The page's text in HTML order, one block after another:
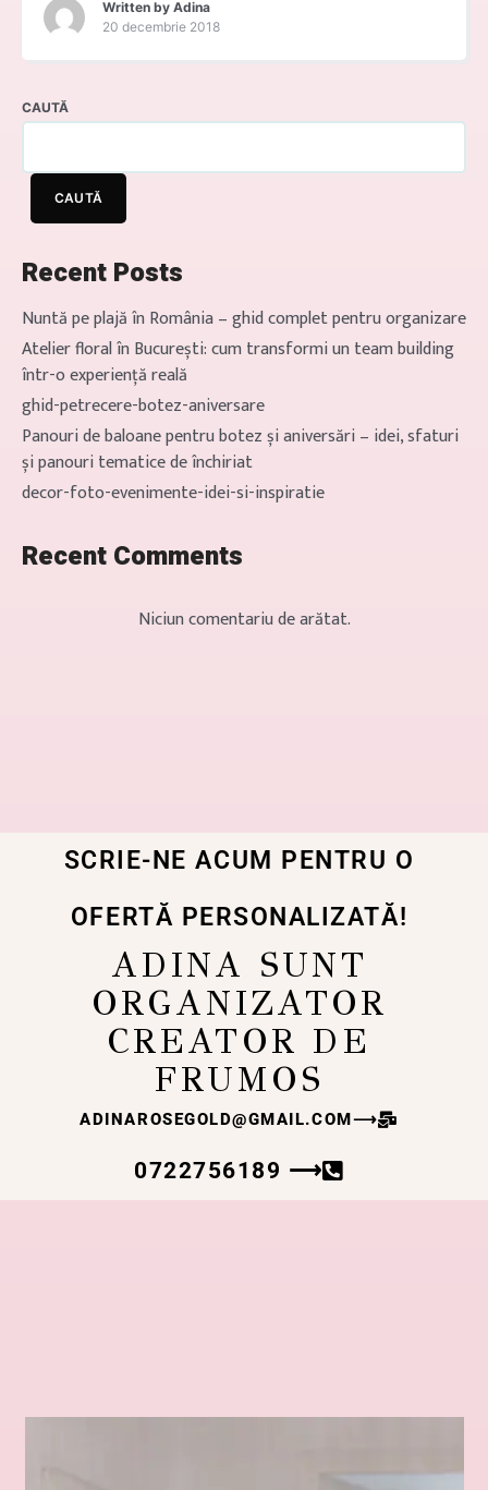
aici pentru a te sprijini în
solicita oferta! Previous Next
Daca sala in care va avea loc nunta
Written by Adina
20 decembrie 2018
CAUTĂ
CAUTĂ
Recent Posts
Nuntă pe plajă în România – ghid complet pentru organizare
Atelier floral în București: cum transformi un team building
într-o experiență reală
ghid-petrecere-botez-aniversare
Panouri de baloane pentru botez și aniversări – idei, sfaturi
și panouri tematice de închiriat
decor-foto-evenimente-idei-si-inspiratie
Recent Comments
Niciun comentariu de arătat.
SCRIE-NE ACUM PENTRU O
OFERTĂ PERSONALIZATĂ!
ADINA SUNT
ORGANIZATOR
CREATOR DE
FRUMOS
ADINAROSEGOLD@GMAIL.COM ⟶
0722756189 ⟶